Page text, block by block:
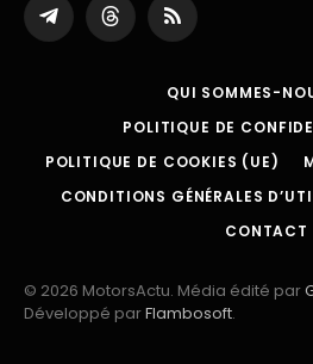
Partager
sur
ThreadsRSS
QUI SOMMES-
POLITIQUE DE
POLITIQUE DE COOKIES (UE)
CONDITIONS GÉNÉRALES
CONTACT
© 2026 MotorsActu. Média édité par
Développé parFlambosoft.